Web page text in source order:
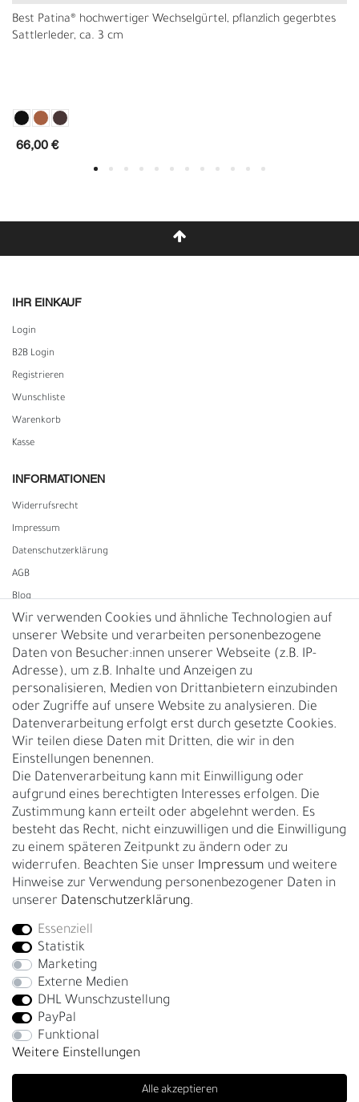
Best Patina® hochwertiger Wechselgürtel, pflanzlich gegerbtes
Sattlerleder, ca. 3 cm
66,00 €
IHR EINKAUF
Login
B2B Login
Registrieren
Wunschliste
Warenkorb
Kasse
INFORMATIONEN
Widerrufs­recht
Impressum
Daten­schutz­erklärung
AGB
Blog
Vertrag widerrufen
UNTERNEHMEN
Nachhaltigkeit
Kontakt
Über uns
Rückgabe
Gürtelgröße messen
Garantie
GESCHÄFTSKUNDEN & HÄNDLER
B2B Geschäftskunden
Bei Fragen wenden Sie sich direkt an unser Service-Team.
+4917663727338
Montag - Freitag, 09:00 - 14:00
info@fronhofer.com
Gürtelmanufaktur Fronhofer, 93053 Regensburg, Nelkenweg 3b
Wir verwenden Cookies und ähnliche Technologien auf
unserer Website und verarbeiten personenbezogene
Daten von Besucher:innen unserer Webseite (z.B. IP-
Adresse), um z.B. Inhalte und Anzeigen zu
personalisieren, Medien von Drittanbietern einzubinden
oder Zugriffe auf unsere Website zu analysieren. Die
Datenverarbeitung erfolgt erst durch gesetzte Cookies.
Wir teilen diese Daten mit Dritten, die wir in den
Einstellungen benennen.
Die Datenverarbeitung kann mit Einwilligung oder
aufgrund eines berechtigten Interesses erfolgen. Die
Zustimmung kann erteilt oder abgelehnt werden. Es
besteht das Recht, nicht einzuwilligen und die Einwilligung
zu einem späteren Zeitpunkt zu ändern oder zu
widerrufen. Beachten Sie unser Impressum und weitere
Hinweise zur Verwendung personenbezogener Daten in
unserer Daten­schutz­erklärung.
Essenziell
Statistik
Marketing
Externe Medien
DHL Wunschzustellung
PayPal
Funktional
Weitere Einstellungen
Alle akzeptieren